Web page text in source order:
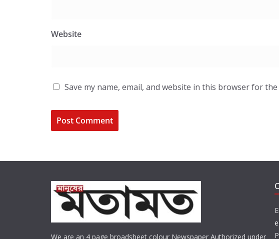
Website
Save my name, email, and website in this browser for
We are an 4 page broadsheet colour Newspaper Authorized under